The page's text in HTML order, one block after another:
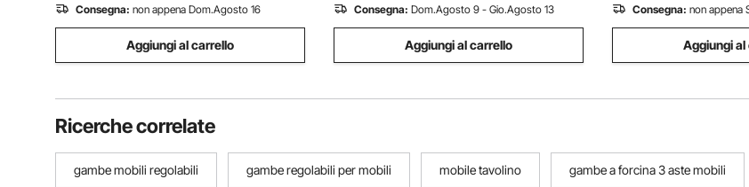
Consegna: non appena Dom.Agosto 16
Aggiungi al carrello
Consegna: Dom.Agosto 9 - Gio.Agosto 13
Aggiungi al carrello
Consegna: non appena
Aggiungi
Ricerche correlate
gambe mobili regolabili gambe regolabili per mobili mobile tavolino gambe a forcina 3 aste mobili